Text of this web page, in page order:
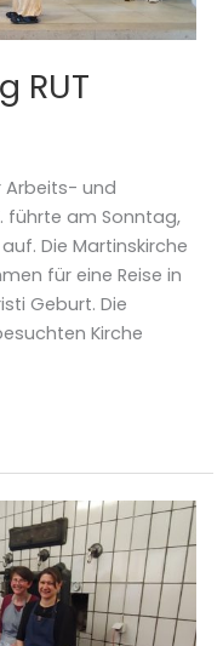
RUT
Arbeits- und
führte am Sonntag,
auf. Die Martinskirche
für eine Reise in
Geburt. Die
Kirche